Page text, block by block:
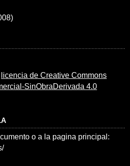
licencia de Creative Commons
SinObraDerivada 4.0
o a la pagina principal: